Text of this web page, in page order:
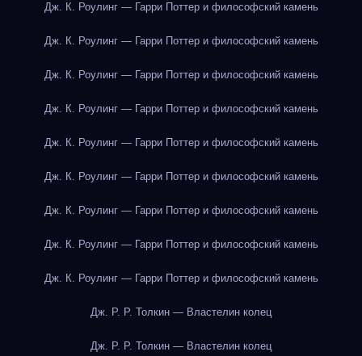
Дж. К. Роулинг — Гарри Поттер и философский камень
Дж. К. Роулинг — Гарри Поттер и философский камень
Дж. К. Роулинг — Гарри Поттер и философский камень
Дж. К. Роулинг — Гарри Поттер и философский камень
Дж. К. Роулинг — Гарри Поттер и философский камень
Дж. К. Роулинг — Гарри Поттер и философский камень
Дж. К. Роулинг — Гарри Поттер и философский камень
Дж. К. Роулинг — Гарри Поттер и философский камень
Дж. К. Роулинг — Гарри Поттер и философский камень
Дж. Р. Р. Толкин — Властелин колец
Дж. Р. Р. Толкин — Властелин колец